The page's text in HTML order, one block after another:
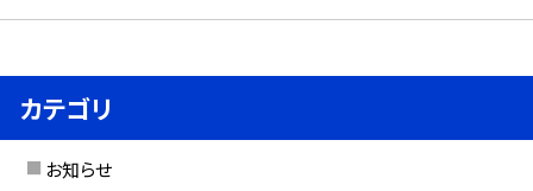
カテゴリ
お知らせ